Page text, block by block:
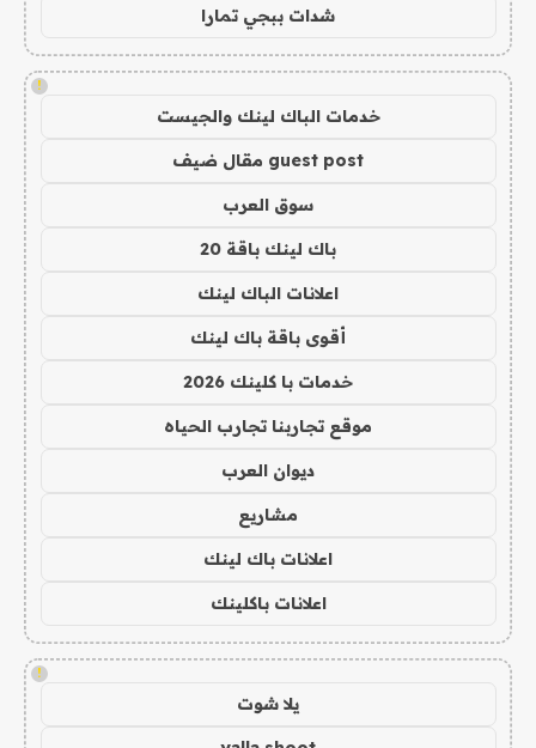
شدات ببجي تمارا
!
خدمات الباك لينك والجيست
guest post مقال ضيف
سوق العرب
باك لينك باقة 20
اعلانات الباك لينك
أقوى باقة باك لينك
خدمات با كلينك 2026
موقع تجاربنا تجارب الحياه
ديوان العرب
مشاريع
اعلانات باك لينك
اعلانات باكلينك
!
يلا شوت